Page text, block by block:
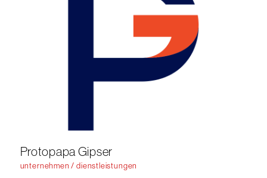
Protopapa Gipser
unternehmen / dienstleistungen